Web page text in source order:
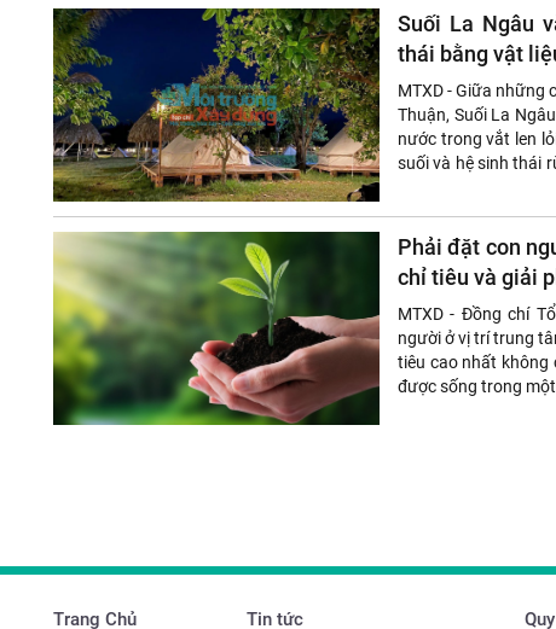
Suối La Ngâu
thái bằng vật
MTXD - Giữa những
Thuận, Suối La
nước trong vắt len
suối và hệ sinh thái
Phải đặt con
chỉ tiêu và giải
MTXD - Đồng chí
người ở vị trí trung
tiêu cao nhất không
được sống trong
Trang Chủ
Tin tức